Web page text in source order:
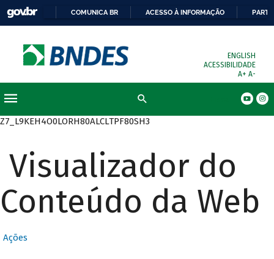
COMUNICA BR ACESSO À INFORMAÇÃO
ENGLISH
ACESSIBILIDADE
A+ A-
Z7_L9KEH4O0LORH80ALCLTPF80SH3
Visualizador do
Conteúdo da Web
Ações